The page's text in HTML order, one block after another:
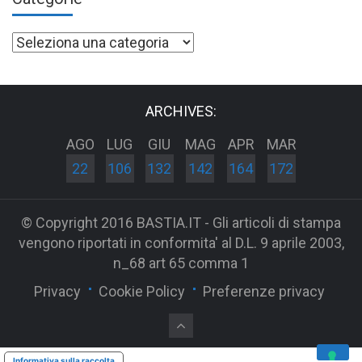
Categorie
ARCHIVES:
AGO
22
LUG
106
GIU
132
MAG
142
APR
164
MAR
172
© Copyright 2016 BASTIA.IT - Gli articoli di stampa
vengono riportati in conformita' al D.L. 9 aprile 2003,
n_68 art 65 comma 1
Privacy
Cookie Policy Preferenze privacy
Informativa sulla raccolta